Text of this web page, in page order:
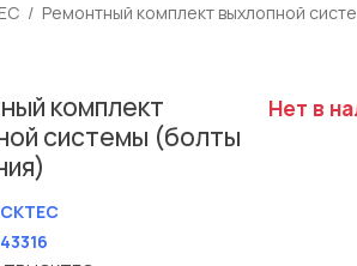
Ремонтный комплект выхлопной
комплект
системы (болты
Нет в